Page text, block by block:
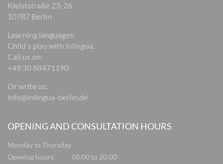
Kleiststraße 23-26
10787 Berlin
Learning languages:
Child's play with inlingua.
Call us on:
+49 30 88471190
Or write us:
info@inlingua-berlin.de
OPENING AND CONSULTATION HOURS
Monday to Thursday
Opening hours:
08:00 to 20:00